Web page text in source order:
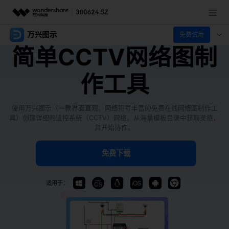
推荐产品
AIGC数字创意
政企服务
关于万兴
加入我们
帮助中心
客服热线：4000-300624
免费试用
简单CCTV网络图制
作工具
使用万兴图示（一款界面直观、网络符号丰富的免费在线网络图制作工
具）创建详细的监控系统（CCTV）网络。从海量模板目录中获取灵感，
并开始协作。
免费下载
适用于：